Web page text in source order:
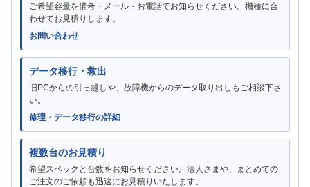
ご希望容量を備考・メール・お電話でお知らせください。機種に合
わせてお見積りします。
お問い合わせ
データ移行・救出
旧PCからの引っ越しや、故障機からのデータ取り出しもご相談下さ
い。
修理・データ移行の詳細
複数台のお見積り
希望スペックと台数をお知らせください。法人さまや、まとめての
ご注文のご依頼も迅速にお見積りいたします。